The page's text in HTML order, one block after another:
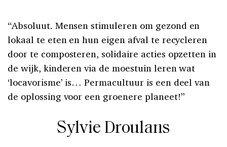
“Absoluut. Mensen stimuleren om gezond en
lokaal te eten en hun eigen afval te recycleren
door te composteren, solidaire acties opzetten in
de wijk, kinderen via de moestuin leren wat
‘locavorisme’ is… Permacultuur is een deel van
de oplossing voor een groenere planeet!”
Sylvie Droulans